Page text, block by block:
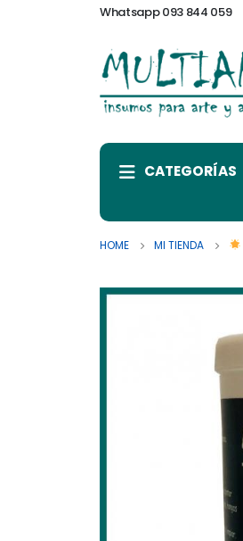
Whatsapp 093 844 059
CATEGORÍAS
HOME MI TIENDA